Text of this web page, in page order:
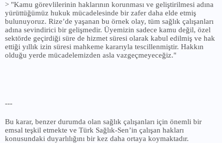
> "Kamu görevlilerinin haklarının korunması ve geliştirilmesi adına
yürüttüğümüz hukuk mücadelesinde bir zafer daha elde etmiş
bulunuyoruz. Rize’de yaşanan bu örnek olay, tüm sağlık çalışanları
adına sevindirici bir gelişmedir. Üyemizin sadece kamu değil, özel
sektörde geçirdiği süre de hizmet süresi olarak kabul edilmiş ve hak
ettiği yıllık izin süresi mahkeme kararıyla tescillenmiştir. Hakkın
olduğu yerde mücadelemizden asla vazgeçmeyeceğiz."
---
Bu karar, benzer durumda olan sağlık çalışanları için önemli bir
emsal teşkil etmekte ve Türk Sağlık-Sen’in çalışan hakları
konusundaki duyarlılığını bir kez daha ortaya koymaktadır.